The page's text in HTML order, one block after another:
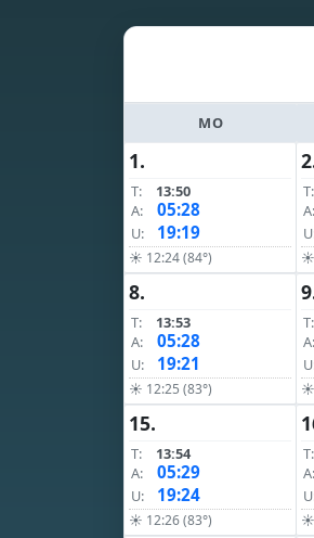
MO
1.
T:
13:50
A:
05:28
U: 19:19
☀ 12:24 (84°)
T:
A:
☀
8.
T:
13:53
A:
05:28
U: 19:21
☀ 12:25 (83°)
T:
A:
☀
15.
T:
13:54
A:
05:29
U: 19:24
☀ 12:26 (83°)
T:
A:
☀